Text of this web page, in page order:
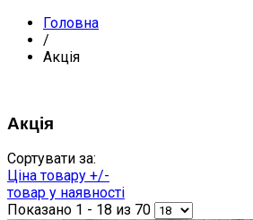
Головна
/
Акція
Акція
Сортувати за:
Ціна товару +/-
товар у наявності
Показано 1 - 18 из 70